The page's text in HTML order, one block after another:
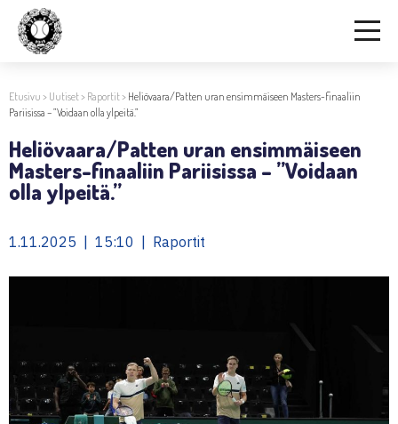
Etusivu > Uutiset> Raportit> Heliövaara/Patten uran ensimmäiseen Masters-finaaliin
Pariisissa – ”Voidaan olla ylpeitä.”
Heliövaara/Patten uran ensimmäiseen
Masters-finaaliin Pariisissa – ”Voidaan
olla ylpeitä.”
1.11.2025 | 15:10 | Raportit